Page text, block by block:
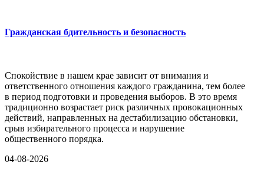
Гражданская бдительность и безопасность
Спокойствие в нашем крае зависит от внимания и
ответственного отношения каждого гражданина, тем более
в период подготовки и проведения выборов. В это время
традиционно возрастает риск различных провокационных
действий, направленных на дестабилизацию обстановки,
срыв избирательного процесса и нарушение
общественного порядка.
04-08-2026